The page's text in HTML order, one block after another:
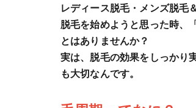
レディース脱毛・メンズ脱毛
脱毛を始めようと思った時、
とはありませんか？
実は、脱毛の効果をしっかり
も大切なんです。